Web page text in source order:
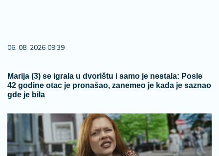
06. 08. 2026 09:39
Marija (3) se igrala u dvorištu i samo je nestala: Posle
42 godine otac je pronašao, zanemeo je kada je saznao
gde je bila